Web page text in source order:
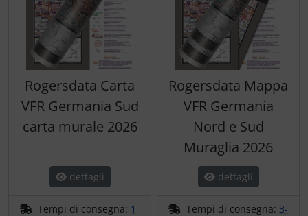
Rogersdata Carta
VFR Germania Sud
carta murale 2026
dettagli
Tempi di consegna: 1
Rogersdata Mappa
VFR Germania
Nord e Sud
Muraglia 2026
dettagli
Tempi di consegna: 3-